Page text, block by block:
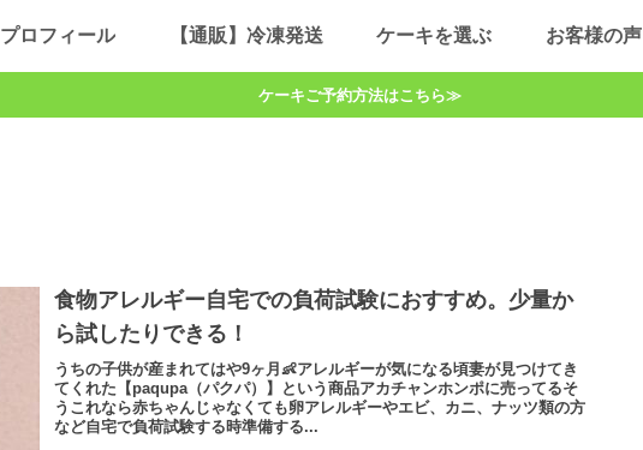
プロフィール 【通販】冷凍発送 ケーキを選ぶ お客様の声
ケーキご予約方法はこちら≫
食物アレルギー自宅での負荷試験におすすめ。少量か
ら試したりできる！
うちの子供が産まれてはや9ヶ月👶アレルギーが気になる頃妻が見つけてき
てくれた【paqupa（パクパ）】という商品アカチャンホンポに売ってるそ
うこれなら赤ちゃんじゃなくても卵アレルギーやエビ、カニ、ナッツ類の方
など自宅で負荷試験する時準備する...